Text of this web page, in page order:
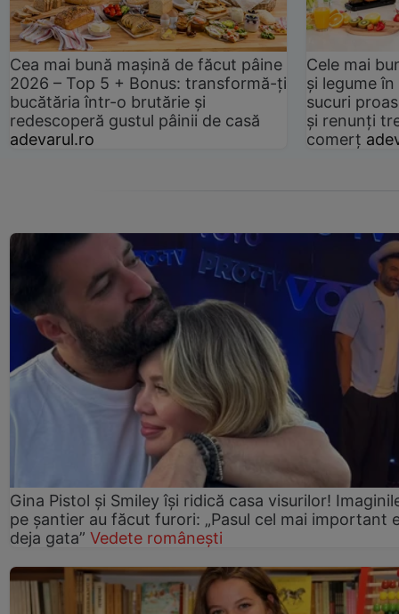
Cea mai bună mașină de făcut pâine
2026 – Top 5 + Bonus: transformă-ți
bucătăria într-o brutărie și
redescoperă gustul pâinii de casă
adevarul.ro
Cele mai
și legume
sucuri
și renunți
comerț
Gina Pistol și Smiley își ridică casa visurilor!
pe șantier au făcut furori: „Pasul cel mai important
deja gata” Vedete românești